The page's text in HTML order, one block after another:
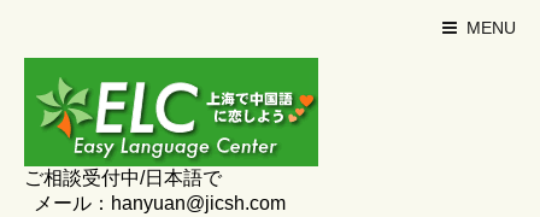
MENU
ご相談受付中/日本語で
メール：hanyuan@jicsh.com